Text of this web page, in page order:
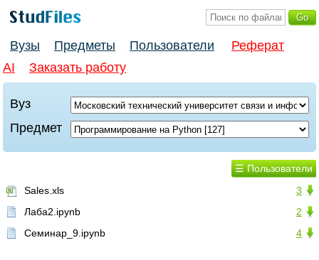
Вузы Предметы Пользователи
Реферат
AI
Заказать работу
Вуз
Предмет
☰ Пользователи
3
Sales.xls
2
Лаба2.ipynb
4
Семинар_9.ipynb